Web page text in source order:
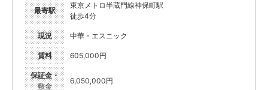
最寄駅
東京メトロ半蔵門線神保町駅
徒歩4分
現況 中華・エスニック
賃料 605,000円
保証金・
敷金
6,050,000円